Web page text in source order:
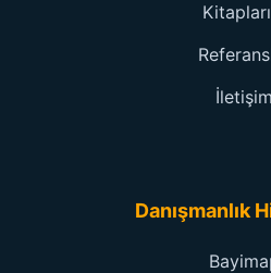
İletişim
Danışmanlık